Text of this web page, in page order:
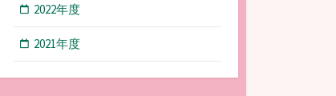
2022年度
2021年度